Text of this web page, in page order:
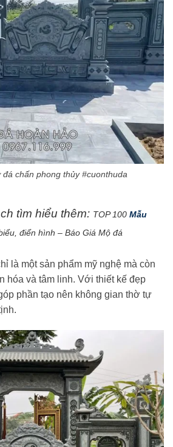
chấn phong thủy #cuonthuda
tìm hiểu thêm: TOP 100 Mẫu
biểu, điển hình – Báo Giá Mộ đá
là một sản phẩm mỹ nghệ mà còn
hóa và tâm linh. Với thiết kế đẹp
phần tạo nên không gian thờ tự